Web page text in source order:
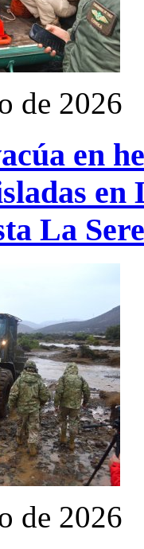
de 2026
en
La
de 2026